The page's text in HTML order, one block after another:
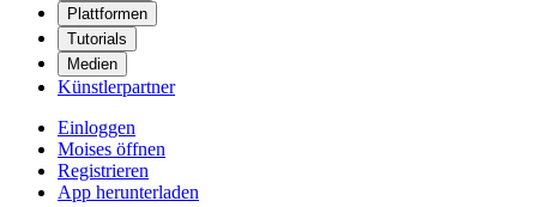
Plattformen
Tutorials
Medien
Künstlerpartner
Einloggen
Moises öffnen
Registrieren
App herunterladen